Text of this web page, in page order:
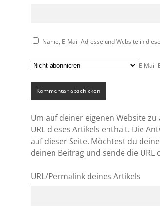
Name, E-Mail-Adresse und Website in
E-Mail-
Um auf deiner eigenen Website
URL dieses Artikels enthält. Die
auf dieser Seite. Möchtest du
deinen Beitrag und sende die URL
URL/Permalink deines Artikels